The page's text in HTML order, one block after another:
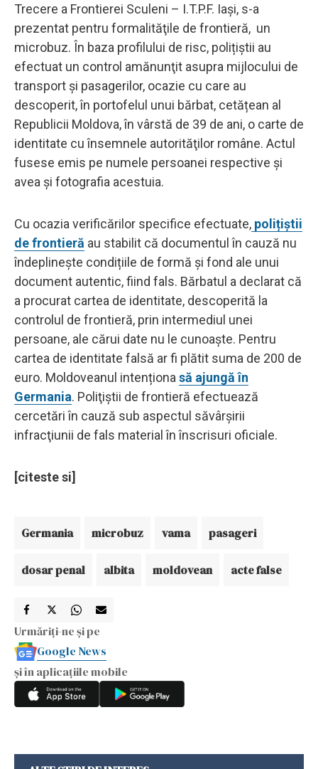
Trecere a Frontierei Sculeni – I.T.P.F. Iași, s-a
prezentat pentru formalităţile de frontieră, un
microbuz. În baza profilului de risc, polițiștii au
efectuat un control amănunţit asupra mijlocului de
transport şi pasagerilor, ocazie cu care au
descoperit, în portofelul unui bărbat, cetățean al
Republicii Moldova, în vârstă de 39 de ani, o carte de
identitate cu însemnele autorităţilor române. Actul
fusese emis pe numele persoanei respective și
avea și fotografia acestuia.
Cu ocazia verificărilor specifice efectuate, polițiștii
de frontieră au stabilit că documentul în cauză nu
îndeplineşte condițiile de formă și fond ale unui
document autentic, fiind fals. Bărbatul a declarat că
a procurat cartea de identitate, descoperită la
controlul de frontieră, prin intermediul unei
persoane, ale cărui date nu le cunoaşte. Pentru
cartea de identitate falsă ar fi plătit suma de 200 de
euro. Moldoveanul intenționa să ajungă în
Germania. Poliţiştii de frontieră efectuează
cercetări în cauză sub aspectul săvârşirii
infracţiunii de fals material în înscrisuri oficiale.
[citeste si]
Germania microbuz vama pasageri
dosar penal albita moldovean acte false
Urmăriți-ne și pe
Google News
și în aplicațiile mobile